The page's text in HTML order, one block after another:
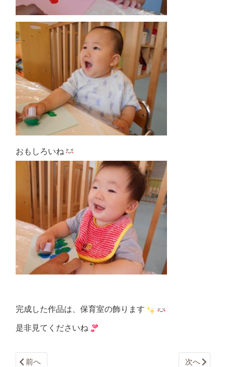
おもしろいね
完成した作品は、保育室の飾ります
是非見てくださいね
前へ 次へ